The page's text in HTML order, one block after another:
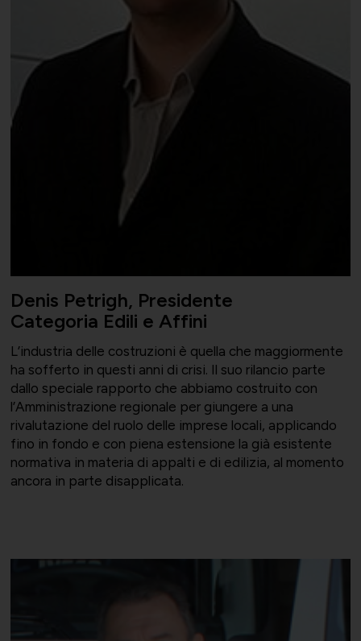
Denis Petrigh, Presidente
Categoria Edili e Affini
L’industria delle costruzioni è quella che maggiormente
ha sofferto in questi anni di crisi. Il suo rilancio parte
dallo speciale rapporto che abbiamo costruito con
l’Amministrazione regionale per giungere a una
rivalutazione del ruolo delle imprese locali, applicando
fino in fondo e con piena estensione la già esistente
normativa in materia di appalti e di edilizia, al momento
ancora in parte disapplicata.